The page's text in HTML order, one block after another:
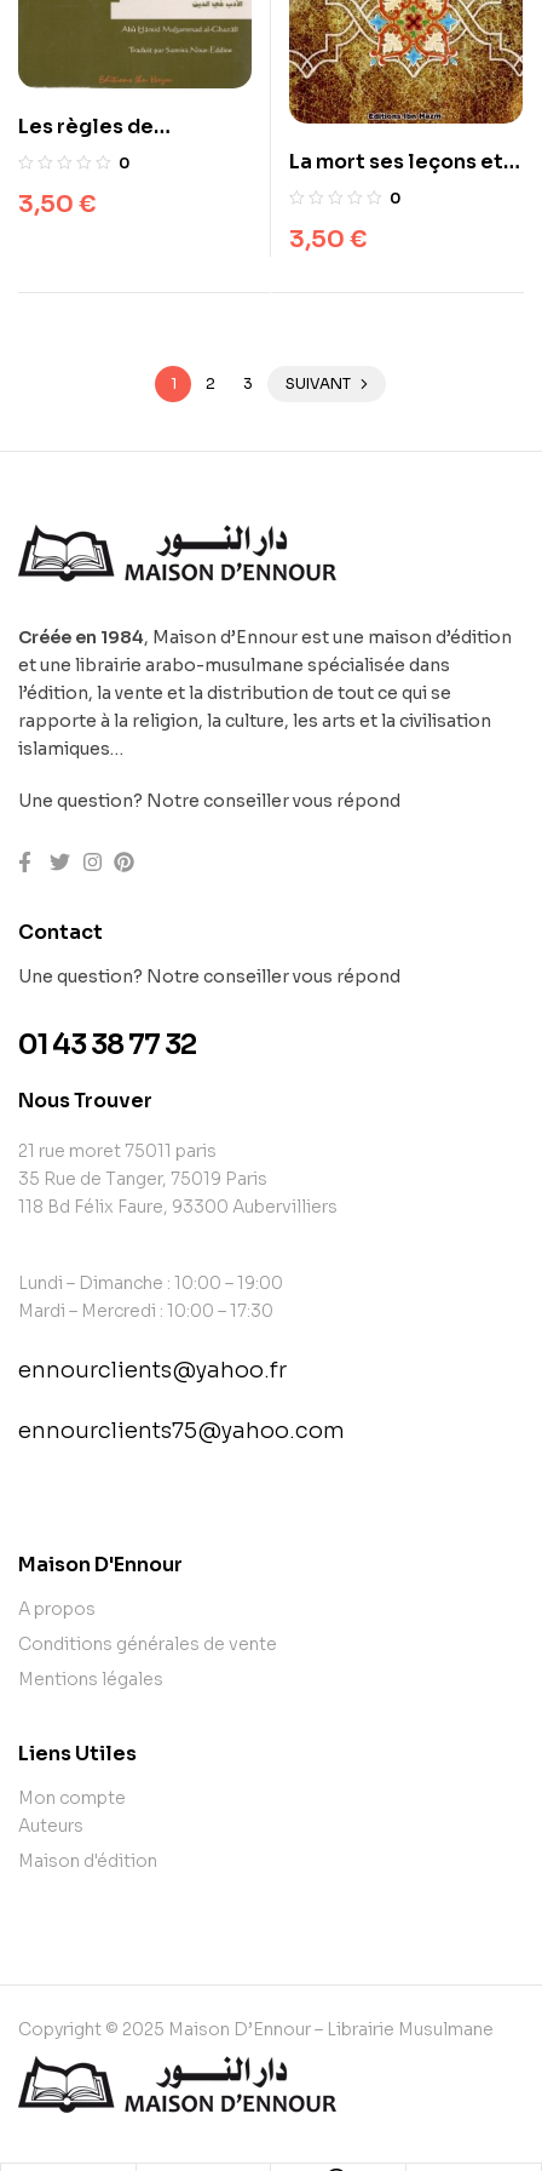
Les règles de
bienséance en islam –
0
3,50 €
La mort ses leçons et
ses régles – الموت عظاته
0
3,50 €
1 2 3 SUIVANT
Créée en 1984, Maison d’Ennour est une maison d’édition
et une librairie arabo-musulmane spécialisée dans
l’édition, la vente et la distribution de tout ce qui se
rapporte à la religion, la culture, les arts et la civilisation
islamiques…
Une question? Notre conseiller vous répond
Contact
Une question? Notre conseiller vous répond
01 43 38 77 32
Nous Trouver
21 rue moret 75011 paris
35 Rue de Tanger, 75019 Paris
118 Bd Félix Faure, 93300 Aubervilliers
Lundi – Dimanche : 10:00 – 19:00
Mardi – Mercredi : 10:00 – 17:30
ennourclients@yahoo.fr
ennourclients75@yahoo.com
Maison D'Ennour
A propos
Conditions générales de vente
Mentions légales
Liens Utiles
Mon compte
Auteurs
Maison d'édition
Copyright © 2025 Maison D’Ennour – Librairie Musulmane